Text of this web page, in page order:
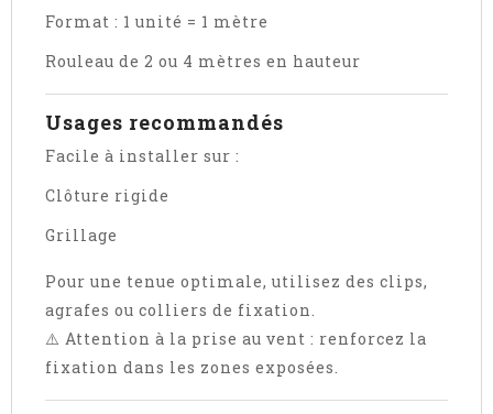
Format : 1 unité = 1 mètre
Rouleau de 2 ou 4 mètres en hauteur
Usages recommandés
Facile à installer sur :
Clôture rigide
Grillage
Pour une tenue optimale, utilisez des clips,
agrafes ou colliers de fixation.
⚠️ Attention à la prise au vent : renforcez la
fixation dans les zones exposées.